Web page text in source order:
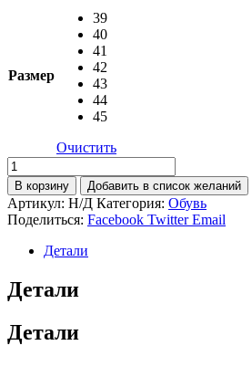
Размер
39
40
41
42
43
44
45
Очистить
Количество
товара
Обувь
В корзину Добавить в список желаний
Артикул: Н/Д Категория: Обувь
Поделиться: Facebook Twitter Email
Детали
Детали
Детали